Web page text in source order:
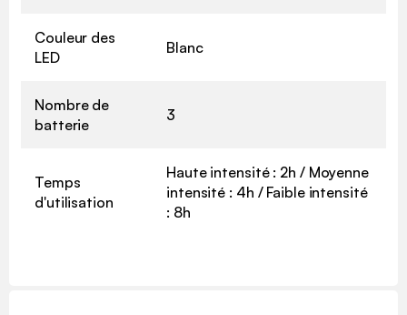
Couleur des
LED
Blanc
Nombre de
batterie
3
Temps
d'utilisation
Haute intensité : 2h / Moyenne
intensité : 4h / Faible intensité
: 8h